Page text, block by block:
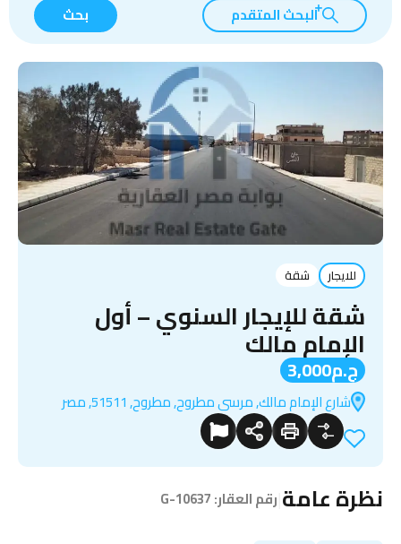
البحث المتقدم بحث
للايجار شقة
شقة للإيجار السنوي – أول
الإمام مالك
ج.م3,000
شارع الإمام مالك, مرسى مطروح, مطروح, 51511, مصر
نظرة عامة رقم العقار:G-10637